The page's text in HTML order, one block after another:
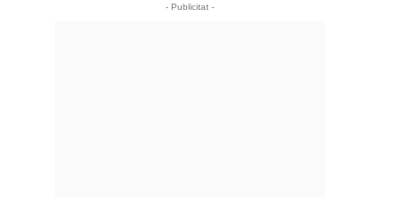
- Publicitat -